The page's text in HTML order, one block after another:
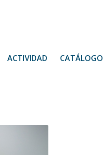
ACTIVIDAD CATÁLOGO